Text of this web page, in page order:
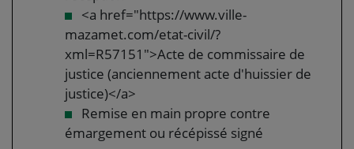
<a href="https://www.ville-
mazamet.com/etat-civil/?
xml=R57151">Acte de commissaire de
justice (anciennement acte d'huissier de
justice)</a>
Remise en main propre contre
émargement ou récépissé signé